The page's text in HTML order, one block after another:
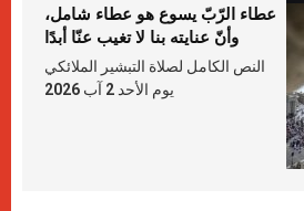
عطاء الرّبّ يسوع هو عطاء شامل،
وأنّ عنايته بنا لا تغيب عنّا أبدًا
النص الكامل لصلاة التبشير الملائكي
يوم الأحد 2 آب 2026